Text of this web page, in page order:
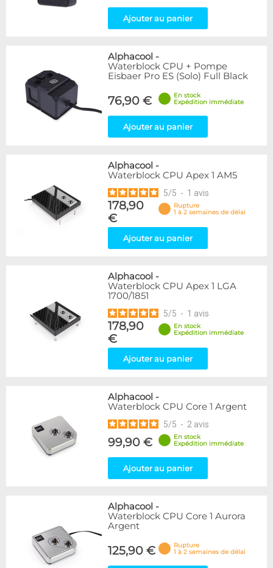
Ajouter au panier
Alphacool -
Waterblock CPU + Pompe
Eisbaer Pro ES (Solo) Full Black
76,90 €
En stock
Expédition immédiate
Ajouter au panier
Alphacool -
Waterblock CPU Apex 1 AM5
5/5 - 1 avis
178,90
€
Rupture
1 à 2 semaines de délai
Ajouter au panier
Alphacool -
Waterblock CPU Apex 1 LGA
1700/1851
5/5 - 1 avis
178,90
€
En stock
Expédition immédiate
Ajouter au panier
Alphacool -
Waterblock CPU Core 1 Argent
5/5 - 2 avis
99,90 €
En stock
Expédition immédiate
Ajouter au panier
Alphacool -
Waterblock CPU Core 1 Aurora
Argent
125,90 €
Rupture
1 à 2 semaines de délai